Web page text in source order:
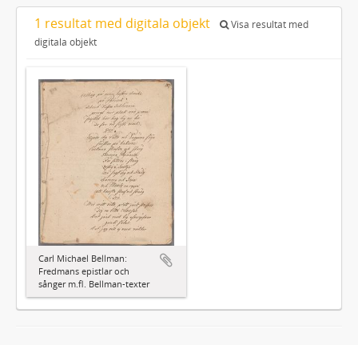
1 resultat med digitala objekt
Visa resultat med
digitala objekt
Carl Michael Bellman:
Fredmans epistlar och
sånger m.fl. Bellman-texter